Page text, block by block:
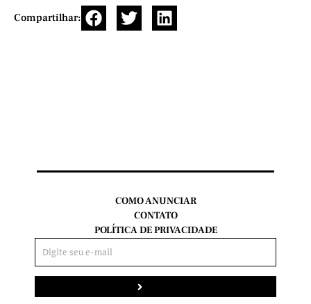
Compartilhar:
COMO ANUNCIAR
CONTATO
POLÍTICA DE PRIVACIDADE